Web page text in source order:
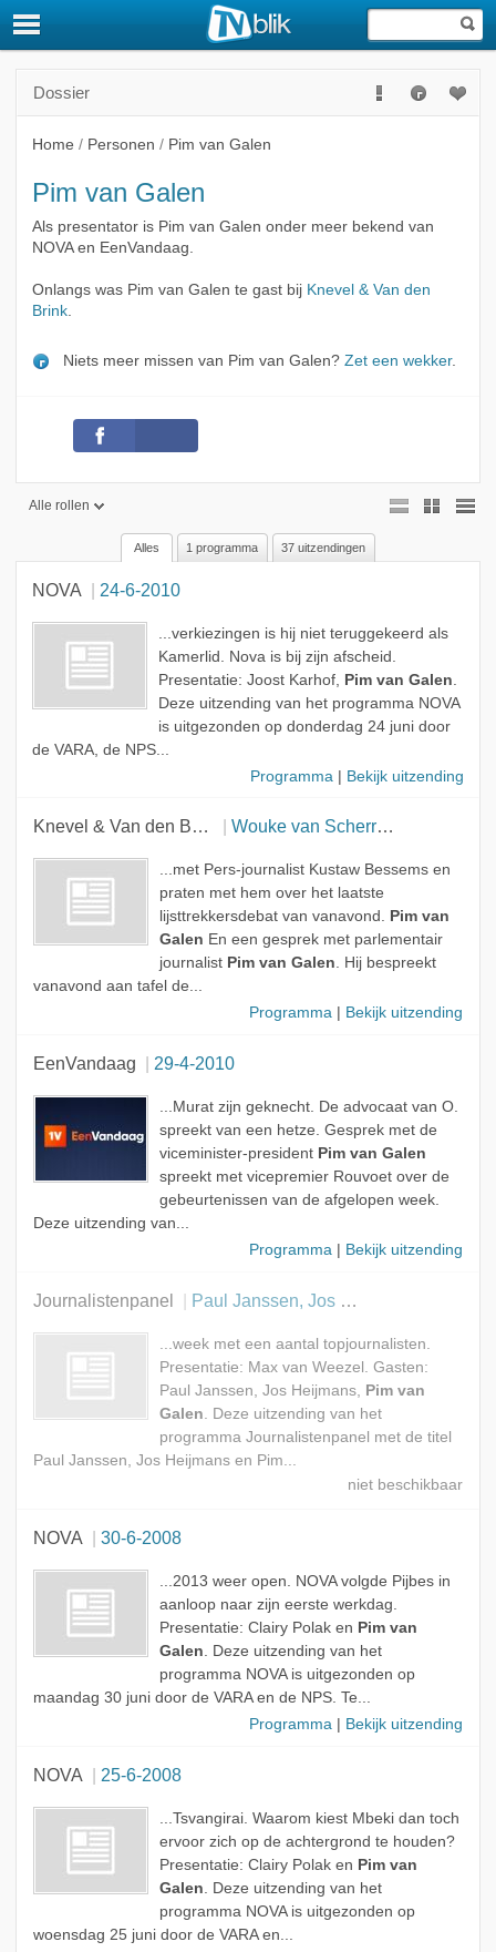
Dossier
Home / Personen / Pim van Galen
Pim van Galen
Als presentator is Pim van Galen onder meer bekend van
NOVA en EenVandaag.
Onlangs was Pim van Galen te gast bij Knevel & Van den
Brink.
Niets meer missen van Pim van Galen? Zet een wekker.
Alle rollen
Alle rollen
Presentator
Alles 1 programma 37 uitzendingen
NOVA 24-6-2010
...verkiezingen is hij niet teruggekeerd als
Kamerlid. Nova is bij zijn afscheid.
Presentatie: Joost Karhof, Pim van Galen.
Deze uitzending van het programma NOVA
is uitgezonden op donderdag 24 juni door
de VARA, de NPS...
Programma
Bekijk uitzending
Knevel & Van den Brink Wouke van Scherrenburg, Kustaw Bessems, Ruben Oppenheimer, Pim van Galen en Bart Jan Spruyt
...met Pers-journalist Kustaw Bessems en
praten met hem over het laatste
lijsttrekkersdebat van vanavond. Pim van
Galen En een gesprek met parlementair
journalist Pim van Galen. Hij bespreekt
vanavond aan tafel de...
Programma
Bekijk uitzending
EenVandaag 29-4-2010
...Murat zijn geknecht. De advocaat van O.
spreekt van een hetze. Gesprek met de
viceminister-president Pim van Galen
spreekt met vicepremier Rouvoet over de
gebeurtenissen van de afgelopen week.
Deze uitzending van...
Programma
Bekijk uitzending
Journalistenpanel Paul Janssen, Jos Heijmans en Pim van Galen
...week met een aantal topjournalisten.
Presentatie: Max van Weezel. Gasten:
Paul Janssen, Jos Heijmans, Pim van
Galen. Deze uitzending van het
programma Journalistenpanel met de titel
Paul Janssen, Jos Heijmans en Pim...
NOVA 30-6-2008
...2013 weer open. NOVA volgde Pijbes in
aanloop naar zijn eerste werkdag.
Presentatie: Clairy Polak en Pim van
Galen. Deze uitzending van het
programma NOVA is uitgezonden op
maandag 30 juni door de VARA en de NPS. Te...
Programma
Bekijk uitzending
NOVA 25-6-2008
...Tsvangirai. Waarom kiest Mbeki dan toch
ervoor zich op de achtergrond te houden?
Presentatie: Clairy Polak en Pim van
Galen. Deze uitzending van het
programma NOVA is uitgezonden op
woensdag 25 juni door de VARA en...